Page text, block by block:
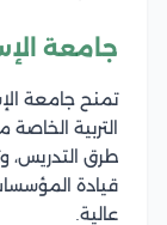
جامعة
تمنح جامعة
التربية
طرق التدريس،
قيادة
عالية.